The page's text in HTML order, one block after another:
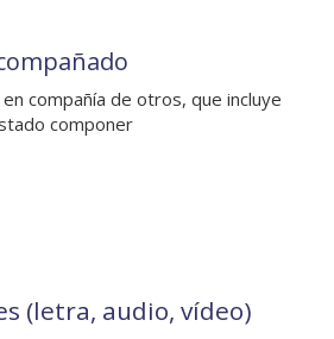
compañía de otros, que incluye
componer
(letra, audio, vídeo)